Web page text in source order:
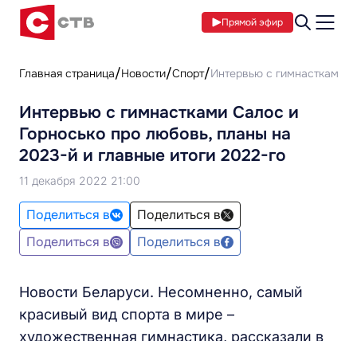
Прямой эфир
Главная страница Новости Спорт Интервью с гимнастками
Интервью с гимнастками Салос и
Горносько про любовь, планы на
2023-й и главные итоги 2022-го
11 декабря 2022 21:00
Поделиться в
Поделиться в
Поделиться в
Поделиться в
Новости Беларуси. Несомненно, самый
красивый вид спорта в мире –
художественная гимнастика, рассказали в